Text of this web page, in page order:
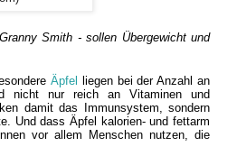
Smith - sollen Übergewicht und
Äpfel
liegen bei der Anzahl an
nicht nur reich an Vitaminen und
damit das Immunsystem, sondern
Und dass Äpfel kalorien- und fettarm
vor allem Menschen nutzen, die